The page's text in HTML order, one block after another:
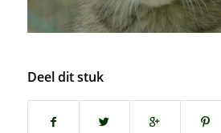
Deel dit stuk